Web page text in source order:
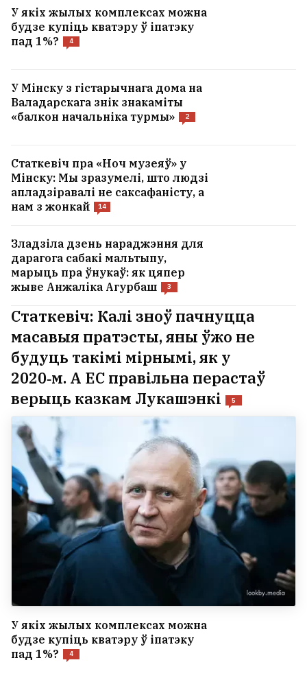
У якіх жылых комплексах можна
будзе купіць кватэру ў іпатэку
пад 1%?
4
У Мінску з гістарычнага дома на
Валадарскага знік знакаміты
«балкон начальніка турмы»
2
Статкевіч пра «Ноч музеяў» у
Мінску: Мы зразумелі, што людзі
апладзіравалі не саксафаністу, а
нам з жонкай
14
Зладзіла дзень нараджэння для
дарагога сабакі мальтыпу,
марыць пра ўнукаў: як цяпер
жыве Анжаліка Агурбаш
3
Статкевіч: Калі зноў пачнуцца
масавыя пратэсты, яны ўжо не
будуць такімі мірнымі, як у
2020‑м. А ЕС правільна перастаў
верыць казкам Лукашэнкі
5
У якіх жылых комплексах можна
будзе купіць кватэру ў іпатэку
пад 1%?
4